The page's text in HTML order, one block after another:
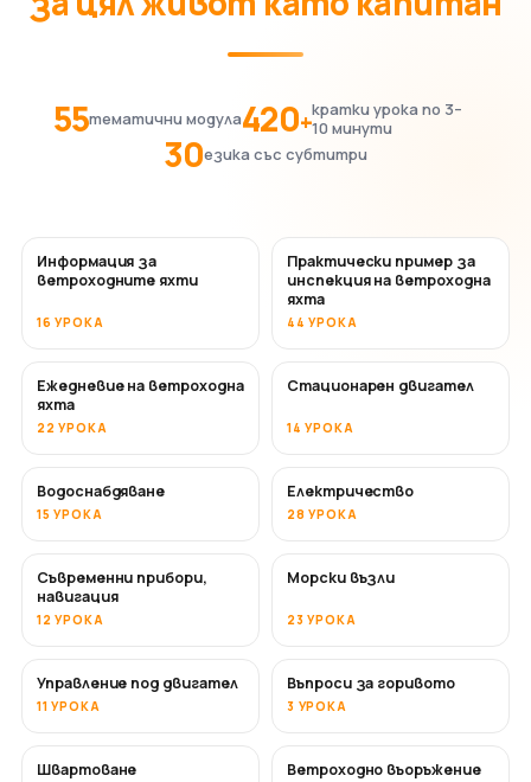
55тематични модула420+кратки урока по 3–
10 минути
30езика със субтитри
Информация за
ветроходните яхти
16 УРОКА
Практически пример за
инспекция на ветроходна
яхта
44 УРОКА
Ежедневие на ветроходна
яхта
22 УРОКА
Стационарен двигател
14 УРОКА
Водоснабдяване
15 УРОКА
Електричество
28 УРОКА
Съвременни прибори,
навигация
12 УРОКА
Морски възли
23 УРОКА
Управление под двигател
11 УРОКА
Въпроси за горивото
3 УРОКА
Швартоване Ветроходно въоръжение